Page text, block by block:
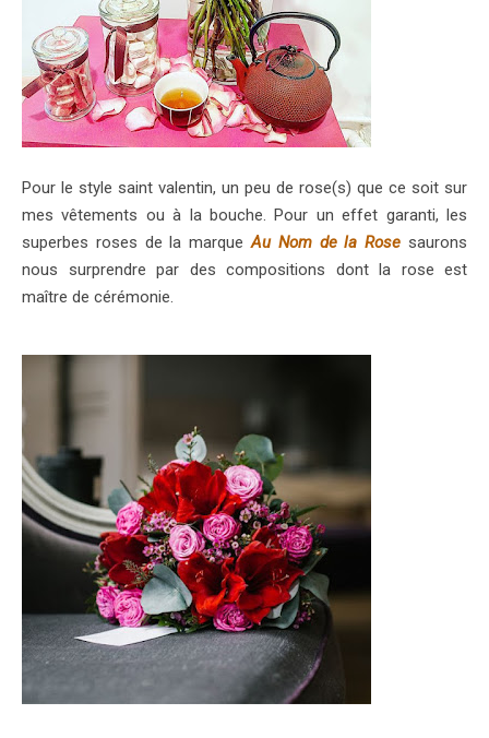
Pour le style saint valentin, un peu de rose(s) que ce soit sur
mes vêtements ou à la bouche. Pour un effet garanti, les
superbes roses de la marqueAu Nom de la Rose saurons
nous surprendre par des compositions dont la rose est
maître de cérémonie.